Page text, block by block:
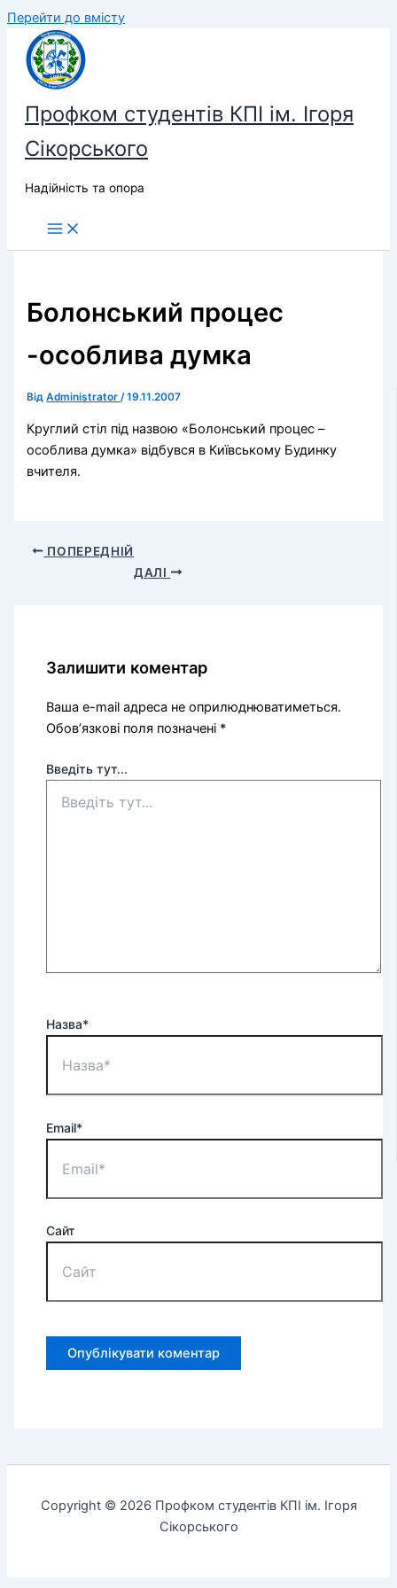
Перейти до вмісту
Профком студентів КПІ ім. Ігоря
Сікорського
Надійність та опора
Болонський процес
-особлива думка
ВідAdministrator/19.11.2007
Круглий стіл під назвою «Болонський процес –
особлива думка» відбувся в Київському Будинку
вчителя.
ПОПЕРЕДНІЙ
ДАЛІ
Залишити коментар
Ваша e-mail адреса не оприлюднюватиметься.
Обов’язкові поля позначені *
Введіть тут...
Назва*
Email*
Сайт
Copyright © 2026 Профком студентів КПІ ім. Ігоря
Сікорського